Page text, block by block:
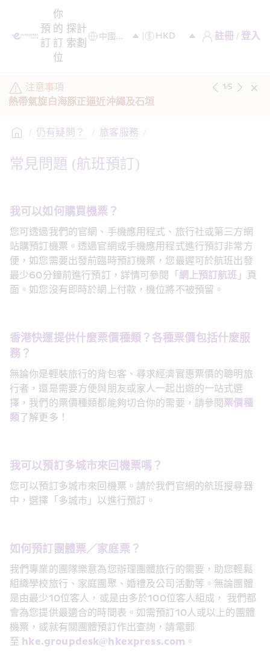
預
訂
你
的
訂
位
探
索
計
劃
註冊 / 登入
注意事項
熱帶氣旋白海豚正逼近沖繩及石垣
1/5
/ 仍有疑問？ / 旅客服務 /
常見問題 (航班預訂)
我可以如何購買機票？
您可透過我們的官網、手機應用程式、旅行社或第三方網
站購預訂機票。透過官網或手機應用程式進行預訂非常方
便，如您需要出發前臨時預訂機票，您最遲可於航班出發
最少60分鐘前進行預訂，詳情可參閱「 網上預訂航班 」頁
面。如您沒有即時於網上付款，機位將不被預留。
香港快運提供什麼票價種類？各種票價包括什麼服
務？
無論你是輕裝旅行的背包客、尋求經濟實惠票價的聰明旅
行者，還是需要方便與朋友或家人一起出遊的一站式選
擇，我們的票價種類都能夠切合你的需要，請參閱 票價種
類了解更多！
我可以預訂多城市來回機票嗎？
您可以預訂多城市來回機票。請於我們官網的航班搜尋器
中，選擇「多城市」以進行預訂。
如何預訂團體票／家庭票？
我們專業的團隊樂意為您辦理團體旅行的需要，助您輕鬆
組織學校旅行、家庭團聚、婚禮及公司活動等。無論團體
是由最少10位客人，或是由多於100位客人組成， 我們都
會為您提供最適合的時間表。如需預訂10人或以上的團體
機票，或就有關團體預訂作出查詢，請電郵
至 hke.groupdesk@hkexpress.com 。